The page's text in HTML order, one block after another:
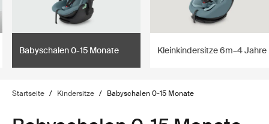
Babyschalen 0-15 Monate Kleinkindersitze 6m–4 Jahre
Startseite / Kindersitze / Babyschalen 0-15 Monate